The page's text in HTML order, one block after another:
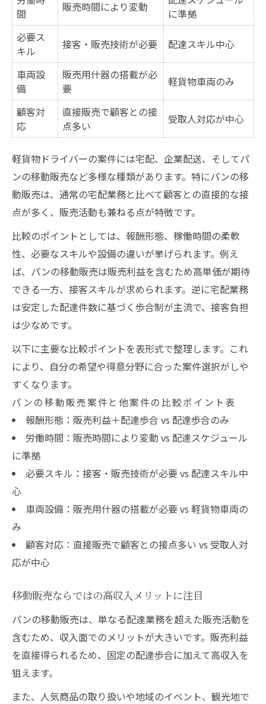
間
販売時間により変動
に準拠
必要ス
キル
接客・販売技術が必要 配達スキル中心
車両設
備
販売用什器の搭載が必
要
軽貨物車両のみ
顧客対
応
直接販売で顧客との接
点多い
受取人対応が中心
軽貨物ドライバーの案件には宅配、企業配送、そしてパ
ンの移動販売など多様な種類があります。特にパンの移
動販売は、通常の宅配業務と比べて顧客との直接的な接
点が多く、販売活動も兼ねる点が特徴です。
比較のポイントとしては、報酬形態、稼働時間の柔軟
性、必要なスキルや設備の違いが挙げられます。例え
ば、パンの移動販売は販売利益を含むため高単価が期待
できる一方、接客スキルが求められます。逆に宅配業務
は安定した配達件数に基づく歩合制が主流で、接客負担
は少なめです。
以下に主要な比較ポイントを表形式で整理します。これ
により、自分の希望や得意分野に合った案件選択がしや
すくなります。
パンの移動販売案件と他案件の比較ポイント表
報酬形態：販売利益＋配達歩合 vs 配達歩合のみ
労働時間：販売時間により変動 vs 配達スケジュール
に準拠
必要スキル：接客・販売技術が必要 vs 配達スキル中
心
車両設備：販売用什器の搭載が必要 vs 軽貨物車両の
み
顧客対応：直接販売で顧客との接点多い vs 受取人対
応が中心
移動販売ならではの高収入メリットに注目
パンの移動販売は、単なる配達業務を超えた販売活動を
含むため、収入面でのメリットが大きいです。販売利益
を直接得られるため、固定の配達歩合に加えて高収入を
狙えます。
また、人気商品の取り扱いや地域のイベント、観光地で